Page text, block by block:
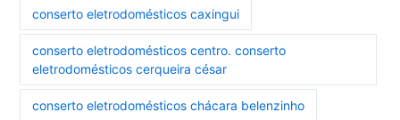
conserto eletrodomésticos caxingui
conserto eletrodomésticos centro. conserto
eletrodomésticos cerqueira césar
conserto eletrodomésticos chácara belenzinho